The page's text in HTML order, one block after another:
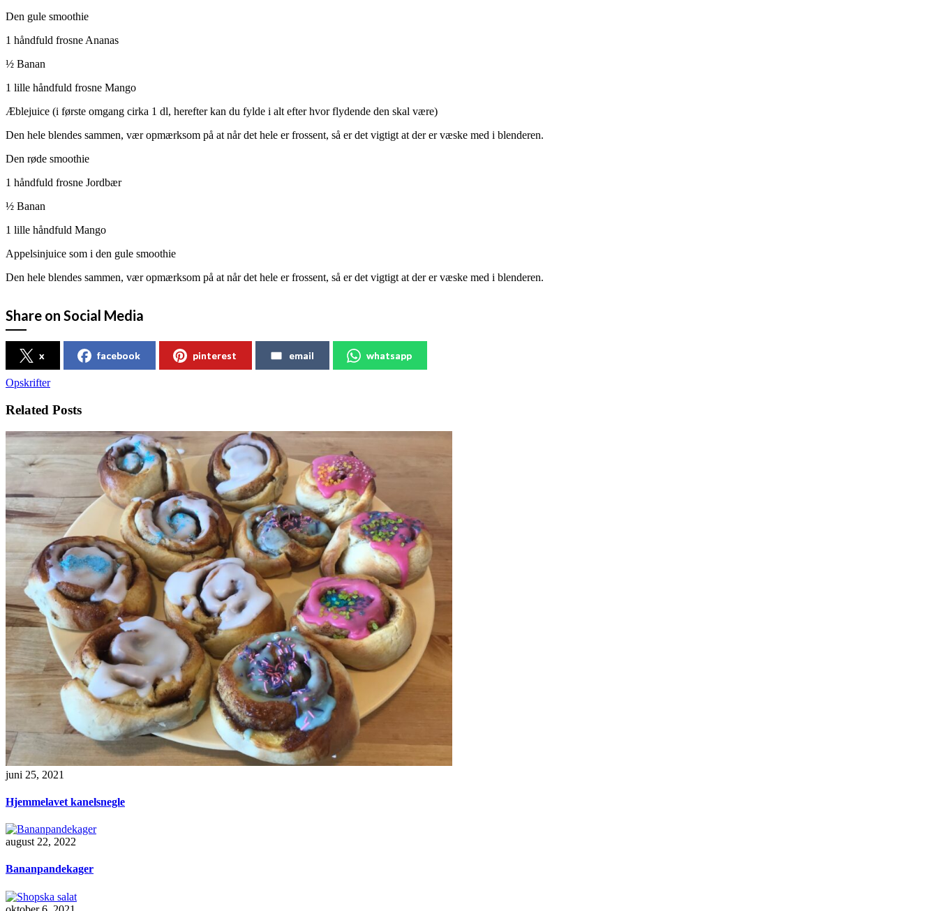
Den gule smoothie
1 håndfuld frosne Ananas
½ Banan
1 lille håndfuld frosne Mango
Æblejuice (i første omgang cirka 1 dl, herefter kan du fylde i alt efter hvor flydende den skal være)
Den hele blendes sammen, vær opmærksom på at når det hele er frossent, så er det vigtigt at der er væske med i blenderen.
Den røde smoothie
1 håndfuld frosne Jordbær
½ Banan
1 lille håndfuld Mango
Appelsinjuice som i den gule smoothie
Den hele blendes sammen, vær opmærksom på at når det hele er frossent, så er det vigtigt at der er væske med i blenderen.
Share on Social Media
x facebook pinterest email whatsapp
Opskrifter
Related Posts
juni 25, 2021
Hjemmelavet kanelsnegle
august 22, 2022
Bananpandekager